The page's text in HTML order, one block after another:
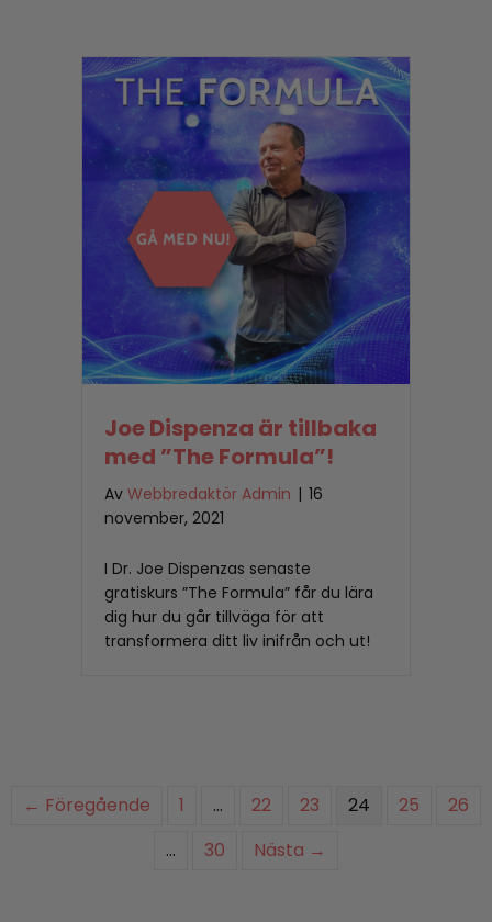
Joe Dispenza är tillbaka
med ”The Formula”!
Av Webbredaktör Admin | 16
november, 2021
I Dr. Joe Dispenzas senaste
gratiskurs ”The Formula” får du lära
dig hur du går tillväga för att
transformera ditt liv inifrån och ut!
← Föregående 1 … 22 23 24 25
26
…
30 Nästa →